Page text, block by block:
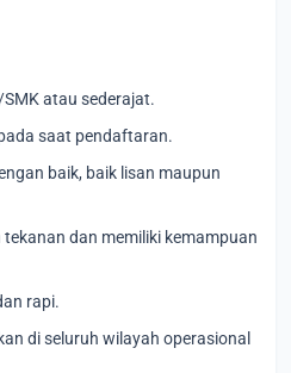
atau sederajat.
saat pendaftaran.
baik, baik lisan maupun
dan memiliki kemampuan
rapi.
di seluruh wilayah operasional